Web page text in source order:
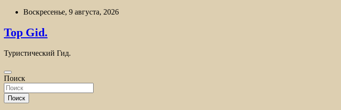
Перейти
содержимому
Воскресенье, 9 августа, 2026
Top Gid.
Туристический Гид.
Поиск
Поиск